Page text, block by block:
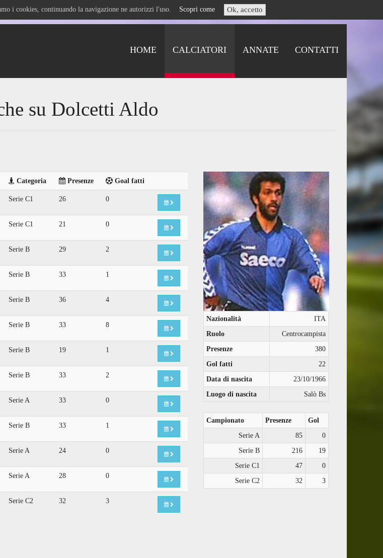
i cookies, continuando la navigazione ne autorizzi l'uso. Scopri come Ok, accetto
HOME CALCIATORI ANNATE CONTATTI
su Dolcetti Aldo
Categoria Presenze Goal fatti
Serie C1 26 0
Serie C1 21 0
Serie B 29 2
Serie B 33 1
Serie B 36 4
Serie B 33 8
Serie B 19 1
Serie B 33 2
Serie A 33 0
Serie B 33 1
Serie A 24 0
Serie A 28 0
Serie C2 32 3
Nazionalità
ITA
Ruolo
Centrocampista
Presenze
380
Gol fatti
22
Data di nascita
23/10/1966
Luogo di nascita
Salò Bs
Campionato Presenze
Gol
Serie A
85
0
Serie B
216
19
Serie C1
47
0
Serie C2
32 3